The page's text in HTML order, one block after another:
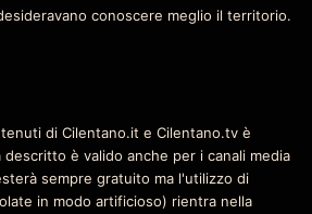
conoscere meglio il territorio.
di Cilentano.it e Cilentano.tv è
è valido anche per i canali media
sempre gratuito ma l'utilizzo di
in modo artificioso) rientra nella